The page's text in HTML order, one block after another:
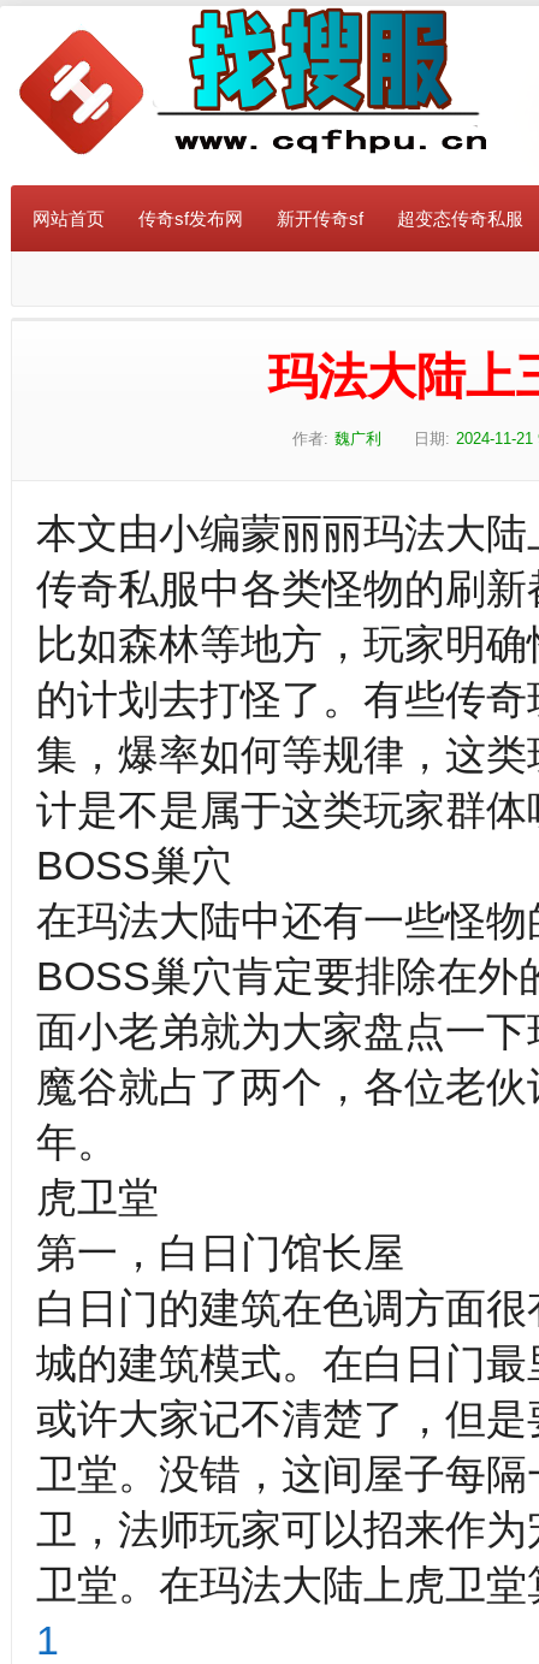
网站首页 传奇sf发布网 新开传奇sf 超变态传奇私服
玛法大陆上
作者: 魏广利 日期: 2024-11-21
本文由小编蒙丽丽玛法大
传奇私服中各类怪物的刷
比如森林等地方，玩家明
的计划去打怪了。有些传
集，爆率如何等规律，这
计是不是属于这类玩家群体
BOSS巢穴
在玛法大陆中还有一些怪
BOSS巢穴肯定要排除在
面小老弟就为大家盘点一
魔谷就占了两个，各位老
年。
虎卫堂
第一，白日门馆长屋
白日门的建筑在色调方面
城的建筑模式。在白日门最
或许大家记不清楚了，但
卫堂。没错，这间屋子每
卫，法师玩家可以招来作
卫堂。在玛法大陆上虎卫
1